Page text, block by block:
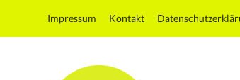
Impressum Kontakt